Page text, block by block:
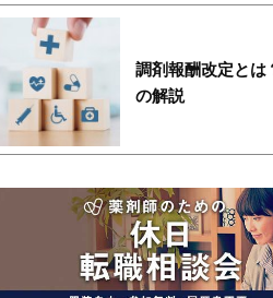
調剤報酬改定とは
の解説